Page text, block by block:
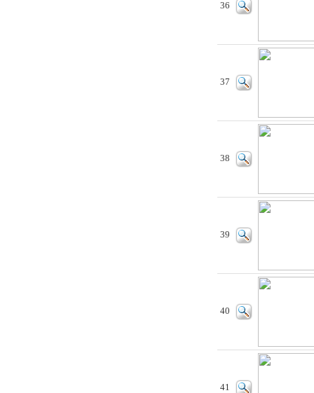
36
37
38
39
40
41